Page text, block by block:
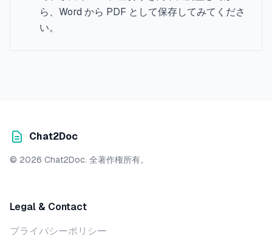
ら、Word から PDF として保存してみてくださ
い。
Chat2Doc
© 2026 Chat2Doc. 全著作権所有。
Legal & Contact
プライバシーポリシー